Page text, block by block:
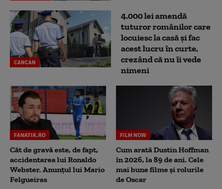
CANCAN
4.000 lei amendă
tuturor românilor care
locuiesc la casă și fac
acest lucru în curte,
crezând că nu îi vede
nimeni
FANATIK.RO
Cât de gravă este, de fapt,
accidentarea lui Ronaldo
Webster. Anunțul lui Mario
Felgueiras
FILM NOW
Cum arată Dustin Hoffman
în 2026, la 89 de ani. Cele
mai bune filme și rolurile
de Oscar